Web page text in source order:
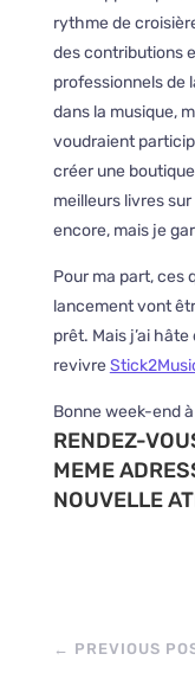
rythme de
des contributions
professionnels de
dans la musique,
voudraient
créer une
meilleurs livres
encore, mais je
Pour ma part, ces
lancement vont
prêt. Mais j’ai
revivre
Bonne week-end
RENDEZ-
MEME
NOUVELLE
← PREVIOUS